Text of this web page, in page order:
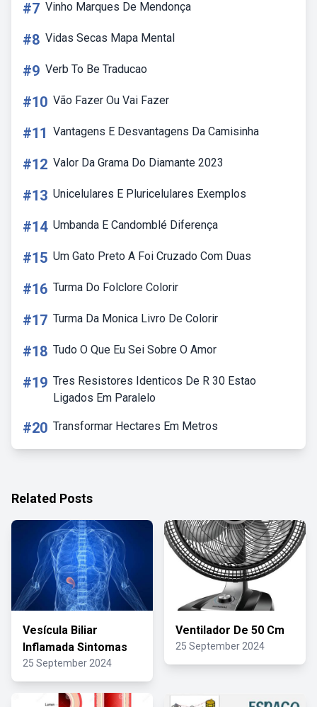
#7 Vinho Marques De Mendonça
#8 Vidas Secas Mapa Mental
#9 Verb To Be Traducao
#10 Vão Fazer Ou Vai Fazer
#11 Vantagens E Desvantagens Da Camisinha
#12 Valor Da Grama Do Diamante 2023
#13 Unicelulares E Pluricelulares Exemplos
#14 Umbanda E Candomblé Diferença
#15 Um Gato Preto A Foi Cruzado Com Duas
#16 Turma Do Folclore Colorir
#17 Turma Da Monica Livro De Colorir
#18 Tudo O Que Eu Sei Sobre O Amor
#19 Tres Resistores Identicos De R 30 Estao
Ligados Em Paralelo
#20 Transformar Hectares Em Metros
Related Posts
Vesícula Biliar
Inflamada Sintomas
25 September 2024
Ventilador De 50 Cm
25 September 2024